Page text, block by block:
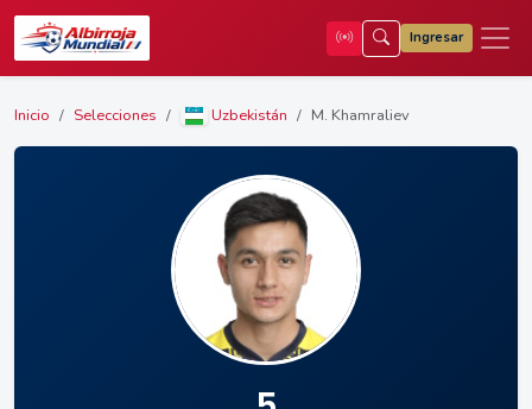
Ingresar
Inicio Selecciones Uzbekistán M. Khamraliev